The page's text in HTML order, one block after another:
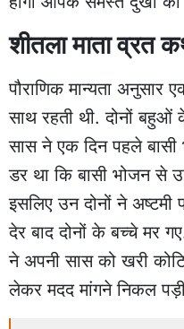
शीतला माता व्रत
पौराणिक मान्यता अनुसार
साथ रहती थी. दोनों बहुओं
सास ने एक दिन पहले
डर था कि बासी भोजन से
इसलिए उन दोनों ने अष्टमी
देर बाद दोनों के बच्चे मर
ने अपनी सास को खरी
लेकर मदद मांगने निकल